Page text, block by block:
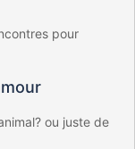
pour
ou juste de